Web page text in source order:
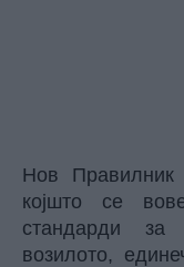
Нов Правилник
којшто се
стандарди
возилото,